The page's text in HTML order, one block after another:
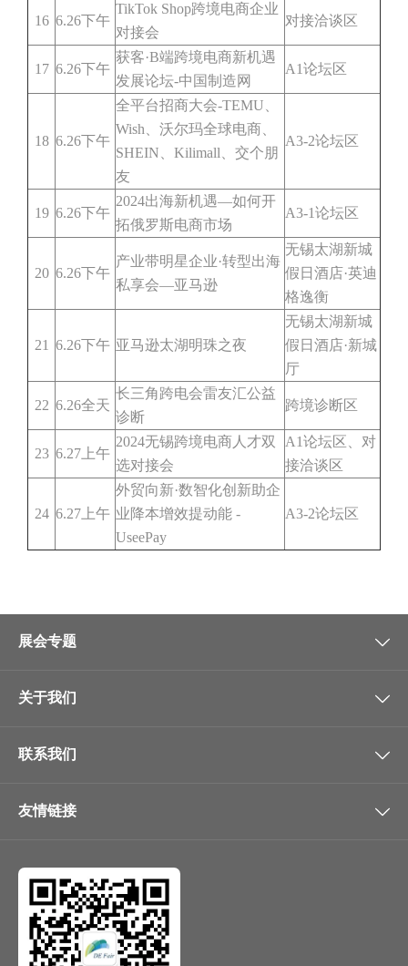
16 6.26下午
TikTok Shop跨境电商企业
对接会
对接洽谈区
17 6.26下午
获客·B端跨境电商新机遇
发展论坛-中国制造网
A1论坛区
18 6.26下午
全平台招商大会-TEMU、
Wish、沃尔玛全球电商、
SHEIN、Kilimall、交个朋
友
A3-2论坛区
19 6.26下午
2024出海新机遇—如何开
拓俄罗斯电商市场
A3-1论坛区
20 6.26下午
产业带明星企业·转型出海
私享会—亚马逊
无锡太湖新城
假日酒店·英迪
格逸衡
21 6.26下午 亚马逊太湖明珠之夜
无锡太湖新城
假日酒店·新城
厅
22 6.26全天
长三角跨电会雷友汇公益
诊断
跨境诊断区
23 6.27上午
2024无锡跨境电商人才双
选对接会
A1论坛区、对
接洽谈区
24 6.27上午
外贸向新·数智化创新助企
业降本增效提动能 -
UseePay
A3-2论坛区
展会专题
关于我们
联系我们
友情链接